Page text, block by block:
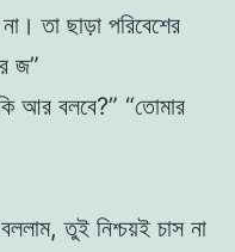
না ।তা ছাড়া পরিবেশের
জ”
আর বলবে?” “তােমার
বললাম,তুই নিশ্চয়ই চাস না